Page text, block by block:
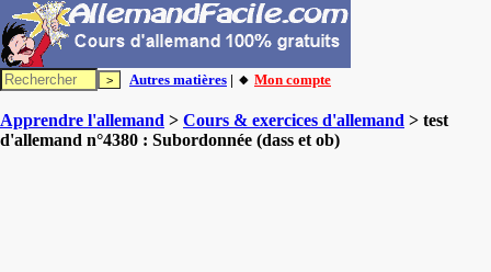
Autres matières | 🔸 Mon compte
Apprendre l'allemand > Cours & exercices d'allemand > test
d'allemand n°4380 : Subordonnée (dass et ob)